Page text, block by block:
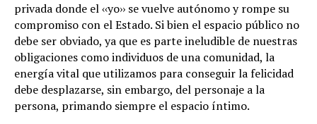
privada donde el ‹‹yo›› se vuelve autónomo y rompe su
compromiso con el Estado. Si bien el espacio público no
debe ser obviado, ya que es parte ineludible de nuestras
obligaciones como individuos de una comunidad, la
energía vital que utilizamos para conseguir la felicidad
debe desplazarse, sin embargo, del personaje a la
persona, primando siempre el espacio íntimo.